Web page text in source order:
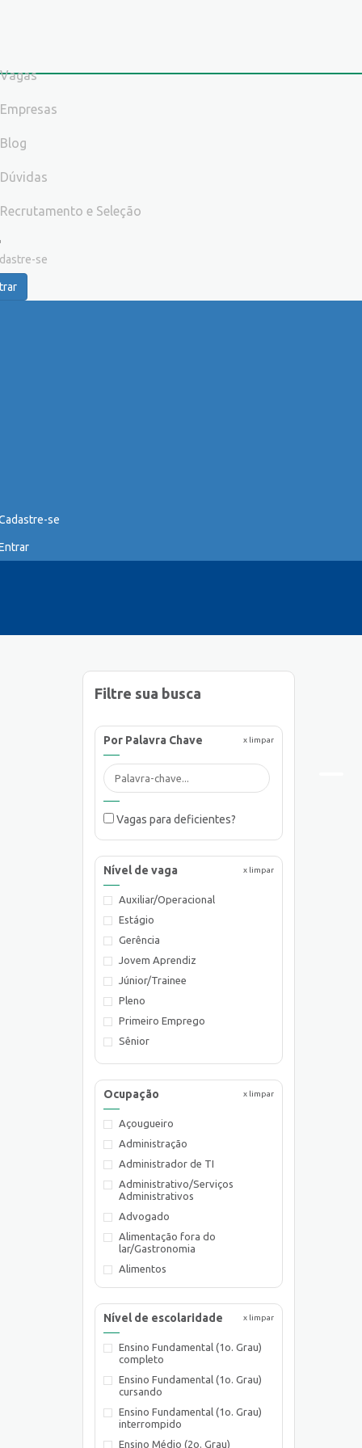
Vagas
Empresas
Blog
Dúvidas
Recrutamento e Seleção
se
se
Filtre sua busca
x limpar
Por Palavra Chave
Vagas para deficientes?
x limpar
Nível de vaga
Auxiliar/Operacional
Estágio
Gerência
Jovem Aprendiz
Júnior/Trainee
Pleno
Primeiro Emprego
Sênior
Técnico
x limpar
Ocupação
Açougueiro
Administração
Administrador de TI
Administrativo/Serviços
Administrativos
Advogado
Alimentação fora do
lar/Gastronomia
Alimentos
Almoxarife
Assistente de Planejamento
Assistente Social
Atendente Comercial
Auxiliar de Cozinha
x limpar
Nível de escolaridade
Ensino Fundamental (1o. Grau)
completo
Ensino Fundamental (1o. Grau)
cursando
Ensino Fundamental (1o. Grau)
interrompido
Ensino Médio (2o. Grau)